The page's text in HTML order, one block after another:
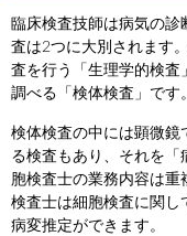
臨床検査技師は病気の診
査は2つに大別されます
査を行う「生理学的検査
調べる「検体検査」です。
検体検査の中には顕微鏡
る検査もあり、それを「
胞検査士の業務内容は
検査士は細胞検査に関し
病変推定ができます。